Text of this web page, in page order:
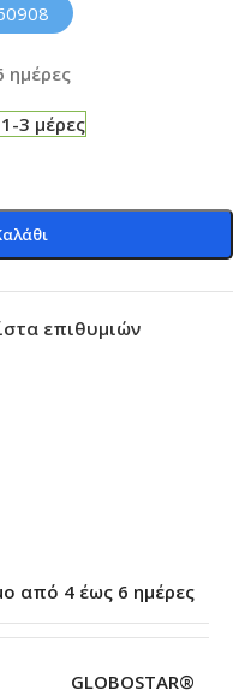
ημέρες
3 μέρες
επιθυμιών
από 4 έως 6 ημέρες
GLOBOSTAR®